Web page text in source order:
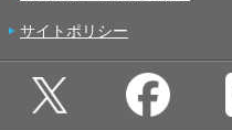
サイトポリシー